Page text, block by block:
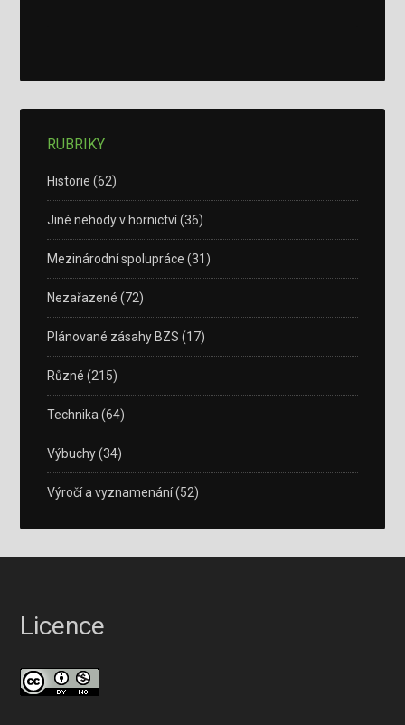
RUBRIKY
Historie (62)
Jiné nehody v hornictví(36)
Mezinárodní spolupráce (31)
Nezařazené (72)
Plánované zásahy BZS (17)
Různé (215)
Technika (64)
Výbuchy(34)
Výročí a vyznamenání(52)
Licence